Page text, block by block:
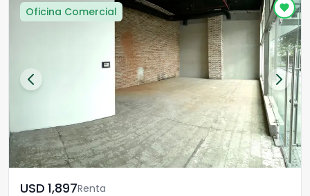
Oficina Comercial
USD	1,897Renta